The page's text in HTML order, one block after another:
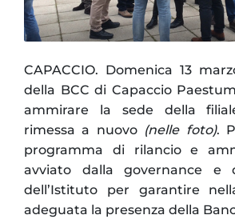
CAPACCIO. Domenica 13
della BCC di Capaccio
ammirare la sede della
rimessa a nuovo (nelle foto).
programma di rilancio e
avviato dalla governance e
dell’Istituto per garantire
adeguata la presenza della